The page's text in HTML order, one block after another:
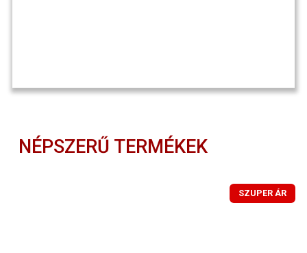
NÉPSZERŰ TERMÉKEK
SZUPER ÁR